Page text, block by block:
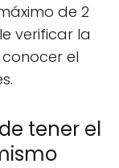
de 2
verificar la
el
tener el